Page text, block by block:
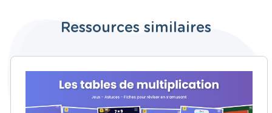
Ressources similaires